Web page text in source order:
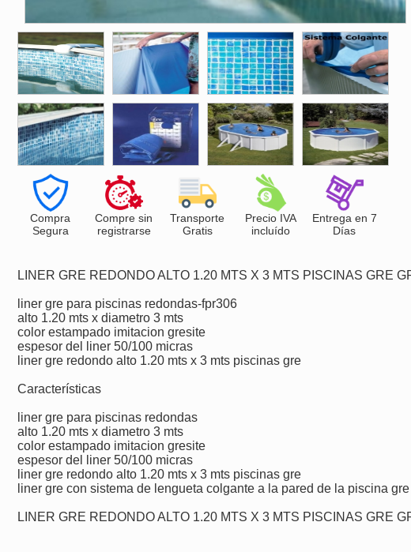
Compra
Segura
Compre sin
registrarse
Transporte
Gratis
Precio IVA
incluído
Entrega en 7
Días
LINER GRE REDONDO ALTO 1.20 MTS X 3 MTS PISCINAS GRE
liner gre para piscinas redondas-fpr306
alto 1.20 mts x diametro 3 mts
color estampado imitacion gresite
espesor del liner 50/100 micras
liner gre redondo alto 1.20 mts x 3 mts piscinas gre
Características
liner gre para piscinas redondas
alto 1.20 mts x diametro 3 mts
color estampado imitacion gresite
espesor del liner 50/100 micras
liner gre redondo alto 1.20 mts x 3 mts piscinas gre
liner gre con sistema de lengueta colgante a la pared de la piscina gre
LINER GRE REDONDO ALTO 1.20 MTS X 3 MTS PISCINAS GRE